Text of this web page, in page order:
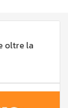
oltre la